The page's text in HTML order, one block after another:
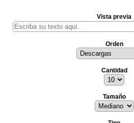
Vista previa
Orden
Cantidad
Tamaño